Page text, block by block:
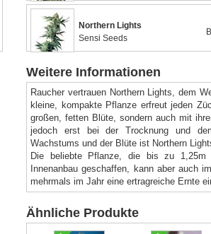
Northern Lights
Sensi Seeds
Weitere Informationen
Raucher vertrauen Northern Lights, dem
kleine, kompakte Pflanze erfreut jeden
großen, fetten Blüte, sondern auch mit
jedoch erst bei der Trocknung und
Wachstums und der Blüte ist Northern
Die beliebte Pflanze, die bis zu 1,25m
Innenanbau geschaffen, kann aber auch
mehrmals im Jahr eine ertragreiche Ernte
Ähnliche Produkte